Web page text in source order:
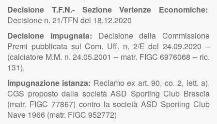
Decisione T.F.N.- Sezione Vertenze Economiche:
Decisione n. 21/TFN del 18.12.2020
Decisione impugnata: Decisione della Commissione
Premi pubblicata sul Com. Uff. n. 2/E del 24.09.2020 –
(calciatore M.M. n. 24.05.2001 – matr. FIGC 6976068 – ric.
131),
Impugnazione istanza: Reclamo ex art. 90, co. 2, lett. a),
CGS proposto dalla società ASD Sporting Club Brescia
(matr. FIGC 77867) contro la società ASD Sporting Club
Nave 1966 (matr. FIGC 952772)